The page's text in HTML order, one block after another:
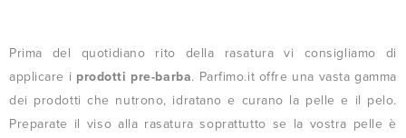
Prima del quotidiano rito della rasatura vi consigliamo di
applicare i prodotti pre-barba. Parfimo.it offre una vasta gamma
dei prodotti che nutrono, idratano e curano la pelle e il pelo.
Preparate il viso alla rasatura soprattutto se la vostra pelle è